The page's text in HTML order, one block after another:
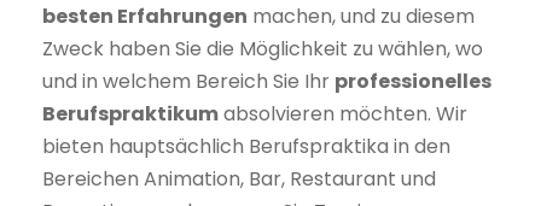
besten Erfahrungen machen, und zu diesem
Zweck haben Sie die Möglichkeit zu wählen, wo
und in welchem Bereich Sie Ihr professionelles
Berufspraktikumabsolvieren möchten. Wir
bieten hauptsächlich Berufspraktika in den
Bereichen Animation, Bar, Restaurant und